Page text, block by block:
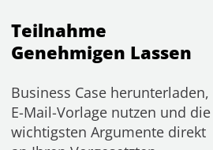
Teilnahme
Genehmigen Lassen
Business Case herunterladen,
E-Mail-Vorlage nutzen und die
wichtigsten Argumente direkt